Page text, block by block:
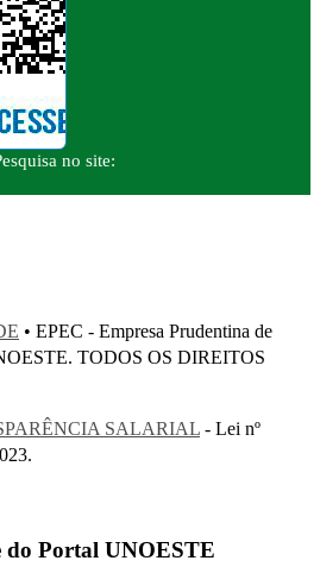
no site:
• EPEC - Empresa Prudentina de
TODOS OS DIREITOS
SALARIAL - Lei nº
do Portal UNOESTE